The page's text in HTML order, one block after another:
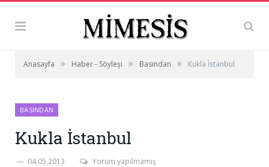
Anasayfa » Haber - Söyleşi » Basından » Kukla İstanbul
BASINDAN
Kukla İstanbul
04.05.2013 Yorum yapılmamış